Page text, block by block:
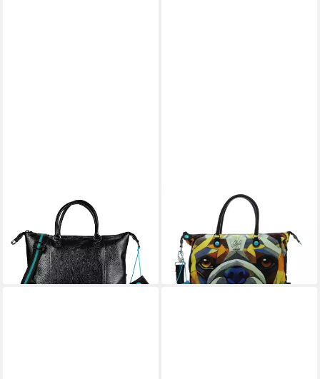
Henkeltasche G3, Leder
205,00 €
lieferbar - in 2-3 Werktagen bei dir
Handtasche TG Hand Bag, aus
echtem Kalbsleder
175,00 €
lieferbar - in 2-3 Werktagen bei dir